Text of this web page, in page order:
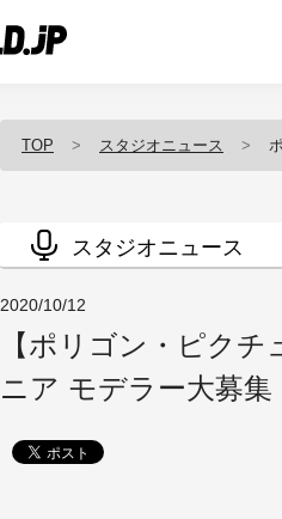
TOP スタジオニュース
スタジオニュース
2020/10/12
【ポリゴン・ピク
ニア モデラー大募集